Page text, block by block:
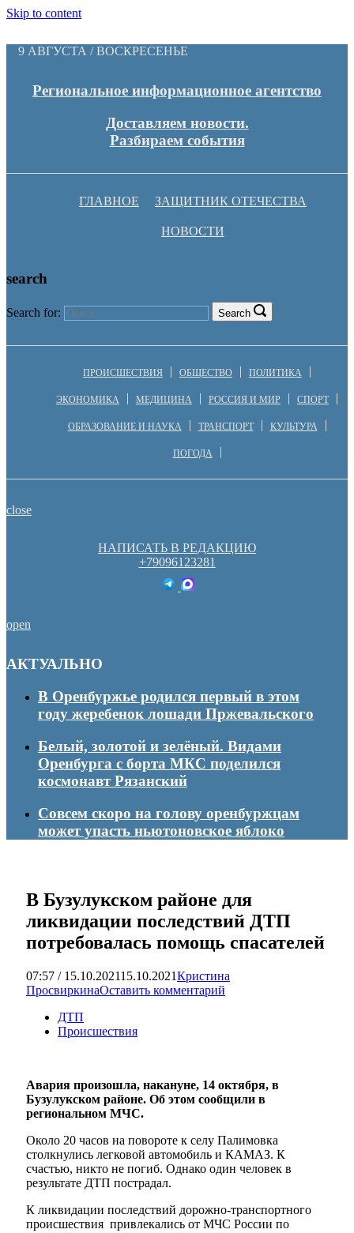
Skip to content
9 АВГУСТА / ВОСКРЕСЕНЬЕ
Региональное информационное агентство
Доставляем новости.
Разбираем события
ГЛАВНОЕ ЗАЩИТНИК ОТЕЧЕСТВА
НОВОСТИ
search
Search for: Search
ПРОИСШЕСТВИЯ ОБЩЕСТВО ПОЛИТИКА
ЭКОНОМИКА МЕДИЦИНА РОССИЯ И МИР СПОРТ
ОБРАЗОВАНИЕ И НАУКА ТРАНСПОРТ КУЛЬТУРА
ПОГОДА
close
НАПИСАТЬ В РЕДАКЦИЮ
+79096123281
open
АКТУАЛЬНО
В Оренбуржье родился первый в этом
году жеребенок лошади Пржевальского
Белый, золотой и зелёный. Видами
Оренбурга с борта МКС поделился
космонавт Рязанский
Совсем скоро на голову оренбуржцам
может упасть ньютоновское яблоко
В Бузулукском районе для
ликвидации последствий ДТП
потребовалась помощь спасателей
07:57 / 15.10.202115.10.2021Кристина
ПросвиркинаОставить комментарий
ДТП
Происшествия
Авария произошла, накануне, 14 октября, в
Бузулукском районе. Об этом сообщили в
региональном МЧС.
Около 20 часов на повороте к селу Палимовка
столкнулись легковой автомобиль и КАМАЗ. К
счастью, никто не погиб. Однако один человек в
результате ДТП пострадал.
К ликвидации последствий дорожно-транспортного
происшествия привлекались от МЧС России по